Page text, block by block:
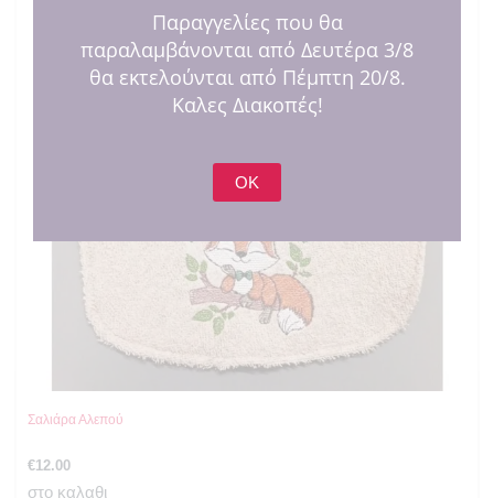
Σαλιάρα Αλεπού
€12.00
στο καλαθι
Παραγγελίες που θα
παραλαμβάνονται από Δευτέρα 3/8
θα εκτελούνται από Πέμπτη 20/8.
Καλες Διακοπές!
OK